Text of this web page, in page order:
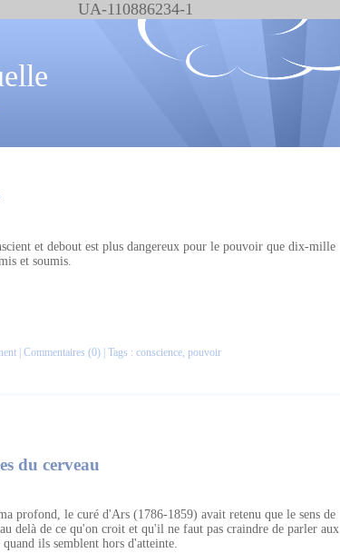
UA-110886234-1
et debout est plus dangereux pour le pouvoir que dix-mille
et soumis.
Commentaires (0) | Tags : conscience, pouvoir
du cerveau
profond, le curé d'Ars (1786-1859) avait retenu que le sens de
delà de ce qu'on croit et qu'il ne faut pas craindre de parler aux
quand ils semblent hors d'atteinte.